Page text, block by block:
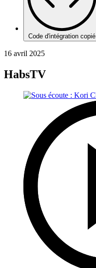
Code d'intégration copié
16 avril 2025
HabsTV